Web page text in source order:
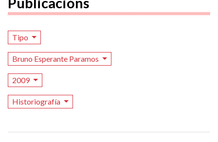
Tipo
Bruno Esperante Paramos
2009
Historiografía